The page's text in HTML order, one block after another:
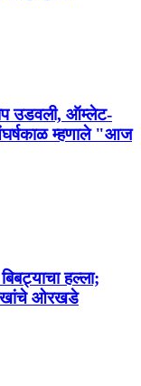
उडवली, ऑम्लेट-
म्हणाले "आज
हल्ला;
नखांचे ओरखडे